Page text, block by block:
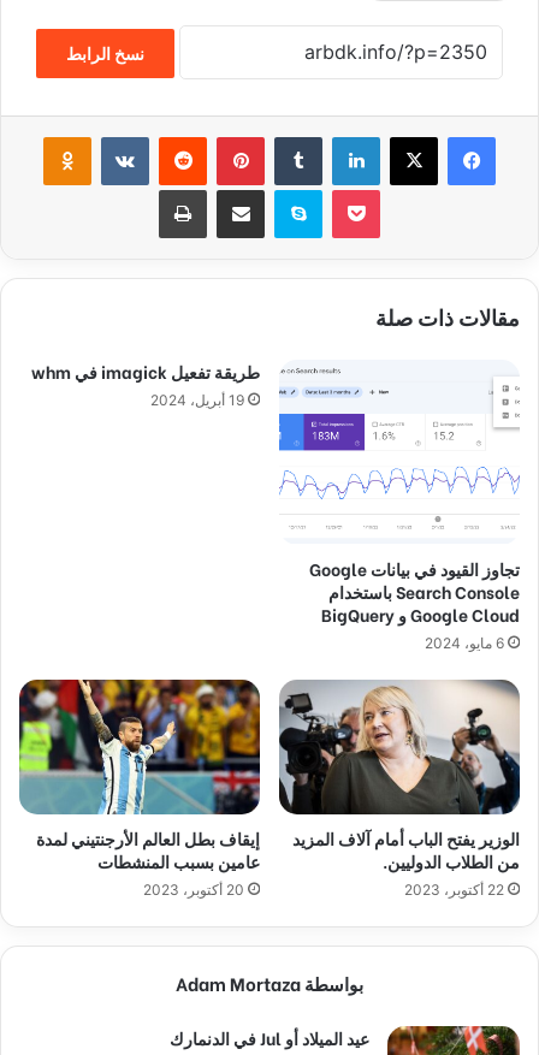
نسخ الرابط
فيسبوك لينكدإن بينتيريست
سكايب
مقالات ذات صلة
تجاوز القيود في بيانات Google
Search Console باستخدام
Google Cloud و BigQuery
6 مايو، 2024
طريقة تفعيل imagick في whm
19 أبريل، 2024
الوزير يفتح الباب أمام آلاف المزيد
من الطلاب الدوليين.
22 أكتوبر، 2023
إيقاف بطل العالم الأرجنتيني لمدة
عامين بسبب المنشطات
20 أكتوبر، 2023
بواسطة Adam Mortaza
عيد الميلاد أو Jul في الدنمارك